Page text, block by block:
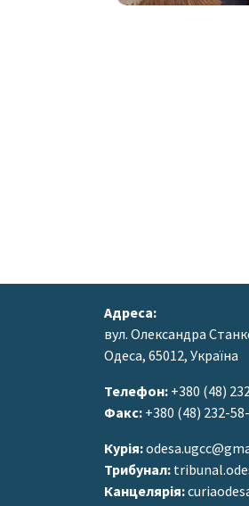
Адреса:
вул. Олександра
Одеса, 65012, Україна
Телефон: +380 (48)
Факс: +380 (48) 232-
Курія:
Трибунал:
Канцелярія: